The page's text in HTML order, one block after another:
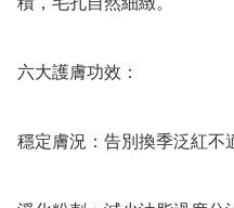
六大護膚功效：
穩定膚況：告別換季泛紅不